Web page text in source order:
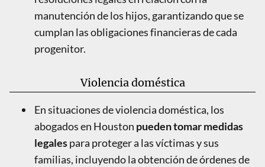
manutención de los hijos, garantizando que se
cumplan las obligaciones financieras de cada
progenitor.
Violencia doméstica
En situaciones de violencia doméstica, los
abogados en Houston pueden tomar medidas
legalespara proteger a las víctimas y sus
familias, incluyendo la obtención de órdenes de